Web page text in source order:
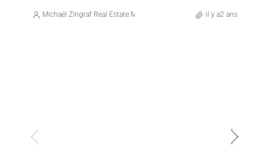
Michaël Zingraf Real Estate Megève il y a2 ans